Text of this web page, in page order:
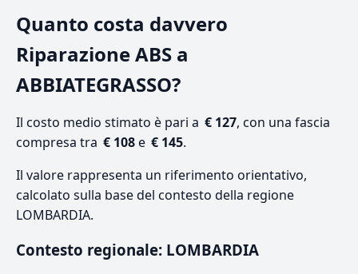
Quanto costa davvero
Riparazione ABS a
ABBIATEGRASSO?
Il costo medio stimato è pari a € 127, con una fascia
compresa tra € 108e € 145.
Il valore rappresenta un riferimento orientativo,
calcolato sulla base del contesto della regione
LOMBARDIA.
Contesto regionale: LOMBARDIA